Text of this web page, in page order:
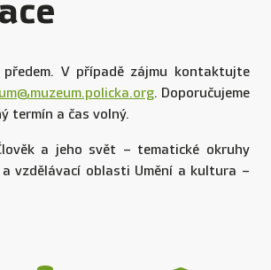
V případě zájmu kontaktujte
. Doporučujeme
termín a čas volný.
a jeho svět – tematické okruhy
vzdělávací oblasti Umění a kultura –